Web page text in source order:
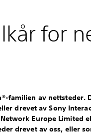
for
familien av
drevet av Sony
Europe Limited
drevet av oss, eller